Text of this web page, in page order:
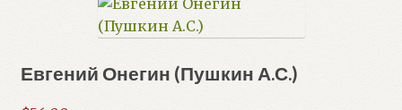
Евгений Онегин (Пушкин А.С.)